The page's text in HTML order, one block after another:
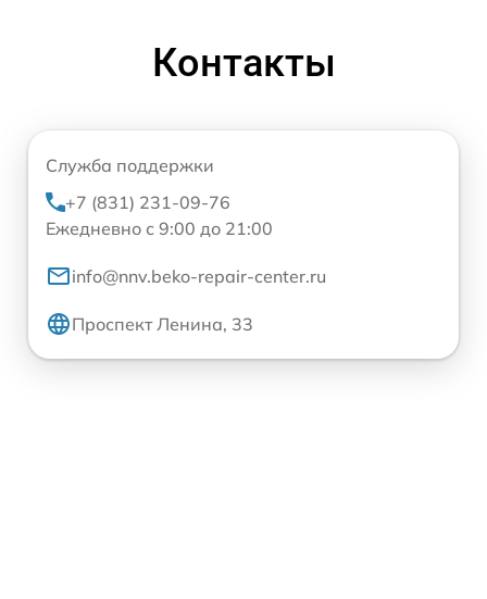
Контакты
Служба поддержки
+7 (831) 231-09-76
Ежедневно с 9:00 до 21:00
info@nnv.beko-repair-center.ru
Проспект Ленина, 33